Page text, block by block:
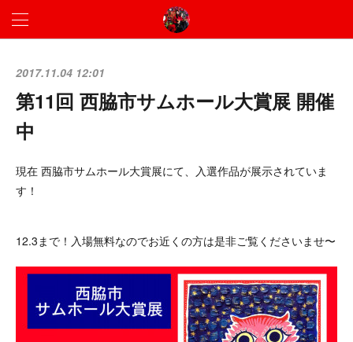
2017.11.04 12:01
第11回 西脇市サムホール大賞展 開催
中
現在 西脇市サムホール大賞展にて、入選作品が展示されていま
す！
12.3まで！入場無料なのでお近くの方は是非ご覧くださいませ〜